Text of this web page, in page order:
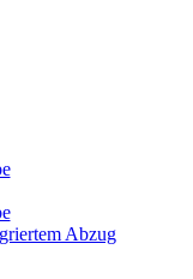
Abzug